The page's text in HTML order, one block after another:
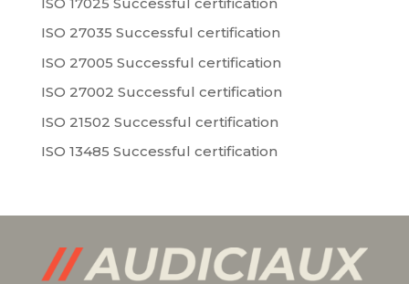
ISO 27035 Successful certification
ISO 27005 Successful certification
ISO 27002 Successful certification
ISO 21502 Successful certification
ISO 13485 Successful certification